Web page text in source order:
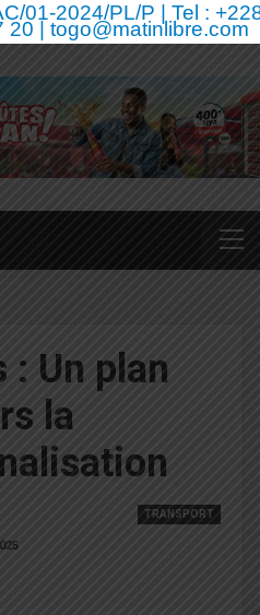
01-2024/PL/P | Tel :
20 | togo@matinlibre.com
: Un plan
la
TRANSPORT